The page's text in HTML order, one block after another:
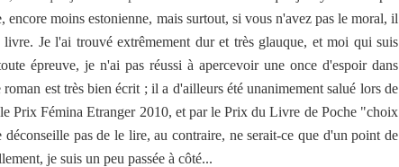
encore moins estonienne, mais surtout, si vous n'avez pas le moral, il
Je l'ai trouvé extrêmement dur et très glauque, et moi qui suis
épreuve, je n'ai pas réussi à apercevoir une once d'espoir dans
est très bien écrit ; il a d'ailleurs été unanimement salué lors de
Prix Fémina Etranger 2010, et par le Prix du Livre de Poche "choix
pas de le lire, au contraire, ne serait-ce que d'un point de
je suis un peu passée à côté...